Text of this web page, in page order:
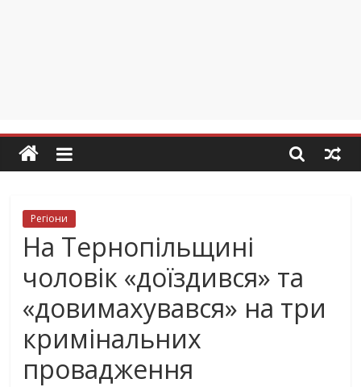
Регіони
На Тернопільщині
чоловік «доїздився» та
«довимахувався» на три
кримінальних
провадження